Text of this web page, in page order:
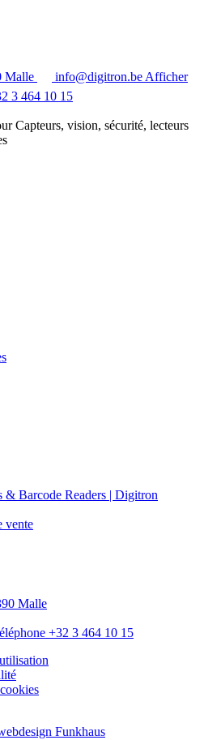
Malle info@digitron.beAfficher
3 464 10 15
Capteurs, vision, sécurité, lecteurs
& Barcode Readers | Digitron
vente
Malle
+32 3 464 10 15
Funkhaus